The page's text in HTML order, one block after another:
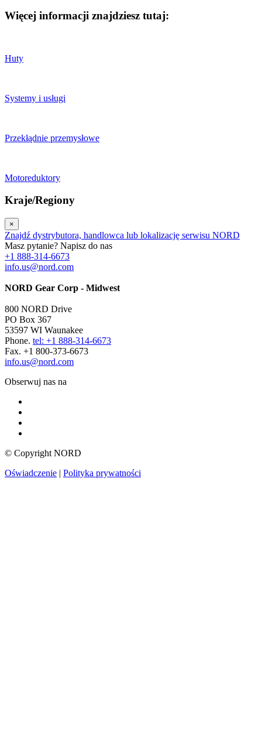
Więcej informacji znajdziesz tutaj:
Huty
Systemy i usługi
Przekłądnie przemysłowe
Motoreduktory
Kraje/Regiony
×
Znajdź dystrybutora, handlowca lub lokalizację serwisu NORD
Masz pytanie? Napisz do nas
+1 888-314-6673
info.us@nord.com
NORD Gear Corp - Midwest
800 NORD Drive
PO Box 367
53597 WI Waunakee
Phone. tel: +1 888-314-6673
Fax. +1 800-373-6673
info.us@nord.com
Obserwuj nas na
© Copyright NORD
Oświadczenie | Polityka prywatności